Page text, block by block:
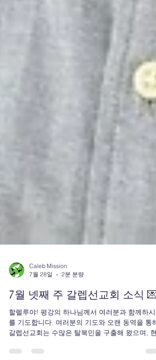
Caleb Mission
7월 28일
2분 분량
7월 넷째 주 갈렙선교회 소식 💌
할렐루야! 평강의 하나님께서 여러분과 함께하시